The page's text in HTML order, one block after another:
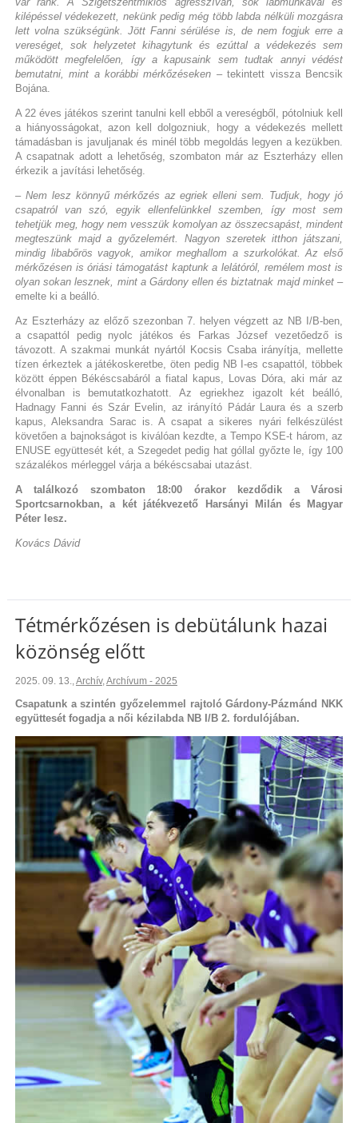
kilépéssel védekezett, nekünk pedig még több labda nélküli mozgásra
lett volna szükségünk. Jött Fanni sérülése is, de nem fogjuk erre a
vereséget, sok helyzetet kihagytunk és ezúttal a védekezés sem
működött megfelelően, így a kapusaink sem tudtak annyi védést
bemutatni, mint a korábbi mérkőzéseken – tekintett vissza Bencsik
Bojána.
A 22 éves játékos szerint tanulni kell ebből a vereségből, pótolniuk kell
a hiányosságokat, azon kell dolgozniuk, hogy a védekezés mellett
támadásban is javuljanak és minél több megoldás legyen a kezükben.
A csapatnak adott a lehetőség, szombaton már az Eszterházy ellen
érkezik a javítási lehetőség.
– Nem lesz könnyű mérkőzés az egriek elleni sem. Tudjuk, hogy jó
csapatról van szó, egyik ellenfelünkkel szemben, így most sem
tehetjük meg, hogy nem vesszük komolyan az összecsapást, mindent
megteszünk majd a győzelemért. Nagyon szeretek itthon játszani,
mindig libabőrös vagyok, amikor meghallom a szurkolókat. Az első
mérkőzésen is óriási támogatást kaptunk a lelátóról, remélem most is
olyan sokan lesznek, mint a Gárdony ellen és biztatnak majd minket–
emelte ki a beálló.
Az Eszterházy az előző szezonban 7. helyen végzett az NB I/B-ben,
a csapattól pedig nyolc játékos és Farkas József vezetőedző is
távozott. A szakmai munkát nyártól Kocsis Csaba irányítja, mellette
tízen érkeztek a játékoskeretbe, öten pedig NB I-es csapattól, többek
között éppen Békéscsabáról a fiatal kapus, Lovas Dóra, aki már az
élvonalban is bemutatkozhatott. Az egriekhez igazolt két beálló,
Hadnagy Fanni és Szár Evelin, az irányító Pádár Laura és a szerb
kapus, Aleksandra Sarac is. A csapat a sikeres nyári felkészülést
követően a bajnokságot is kiválóan kezdte, a Tempo KSE-t három, az
ENUSE együttesét két, a Szegedet pedig hat góllal győzte le, így 100
százalékos mérleggel várja a békéscsabai utazást.
A találkozó szombaton 18:00 órakor kezdődik a Városi
Sportcsarnokban, a két játékvezető Harsányi Milán és Magyar
Péter lesz.
Kovács Dávid
Tétmérkőzésen is debütálunk hazai
közönség előtt
2025. 09. 13.,Archív,Archívum - 2025
Csapatunk a szintén győzelemmel rajtoló Gárdony-Pázmánd NKK
együttesét fogadja a női kézilabda NB I/B 2. fordulójában.